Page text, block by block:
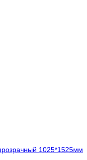
1025*1525мм